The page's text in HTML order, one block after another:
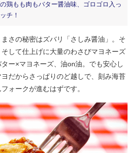
鶏もも肉もバター醤油味、ゴロゴロ入っ
チ！
さの秘密はズバリ「さしみ醤油」。そ
して仕上げに大量のわさびマヨネーズ
ー×マヨネーズ、油on油。でも安心し
だからさっぱりのど越しで、刻み海苔
ォークが進むはずです。